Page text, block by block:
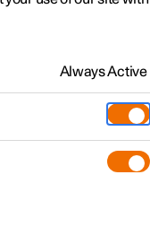
Always Active